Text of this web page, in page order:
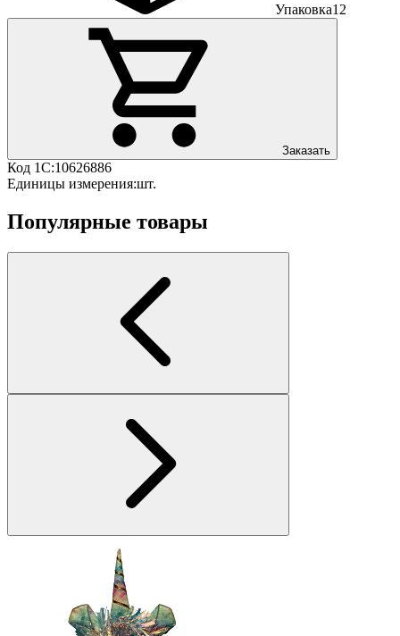
Упаковка12
Заказать
Код 1С:10626886
Единицы измерения:шт.
Популярные товары